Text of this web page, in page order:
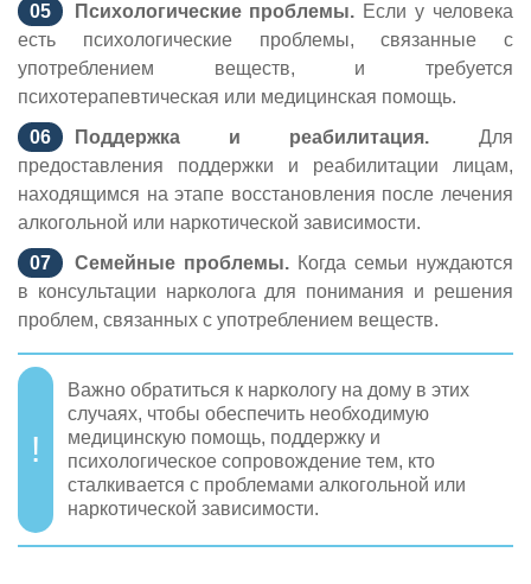
Психологические проблемы. Если у человека
есть психологические проблемы, связанные с
употреблением веществ, и требуется
психотерапевтическая или медицинская помощь.
Поддержка и реабилитация. Для
предоставления поддержки и реабилитации лицам,
находящимся на этапе восстановления после лечения
алкогольной или наркотической зависимости.
Семейные проблемы. Когда семьи нуждаются
в консультации нарколога для понимания и решения
проблем, связанных с употреблением веществ.
Важно обратиться к наркологу на дому в этих
случаях, чтобы обеспечить необходимую
медицинскую помощь, поддержку и
психологическое сопровождение тем, кто
сталкивается с проблемами алкогольной или
наркотической зависимости.